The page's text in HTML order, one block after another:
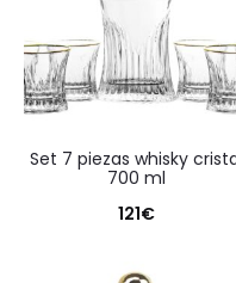
set 7 piezas whisky cristal
700 ml
121€